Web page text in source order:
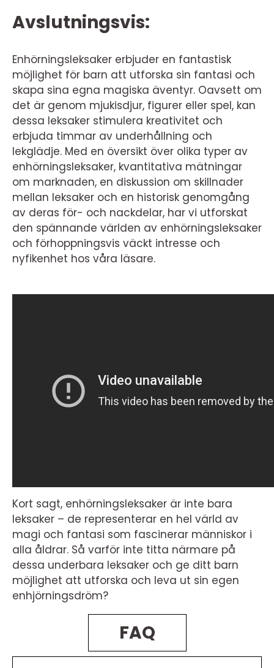
Avslutningsvis:
Enhörningsleksaker erbjuder en fantastisk
möjlighet för barn att utforska sin fantasi och
skapa sina egna magiska äventyr. Oavsett om
det är genom mjukisdjur, figurer eller spel, kan
dessa leksaker stimulera kreativitet och
erbjuda timmar av underhållning och
lekglädje. Med en översikt över olika typer av
enhörningsleksaker, kvantitativa mätningar
om marknaden, en diskussion om skillnader
mellan leksaker och en historisk genomgång
av deras för- och nackdelar, har vi utforskat
den spännande världen av enhörningsleksaker
och förhoppningsvis väckt intresse och
nyfikenhet hos våra läsare.
Kort sagt, enhörningsleksaker är inte bara
leksaker – de representerar en hel värld av
magi och fantasi som fascinerar människor i
alla åldrar. Så varför inte titta närmare på
dessa underbara leksaker och ge ditt barn
möjlighet att utforska och leva ut sin egen
enhjörningsdröm?
FAQ